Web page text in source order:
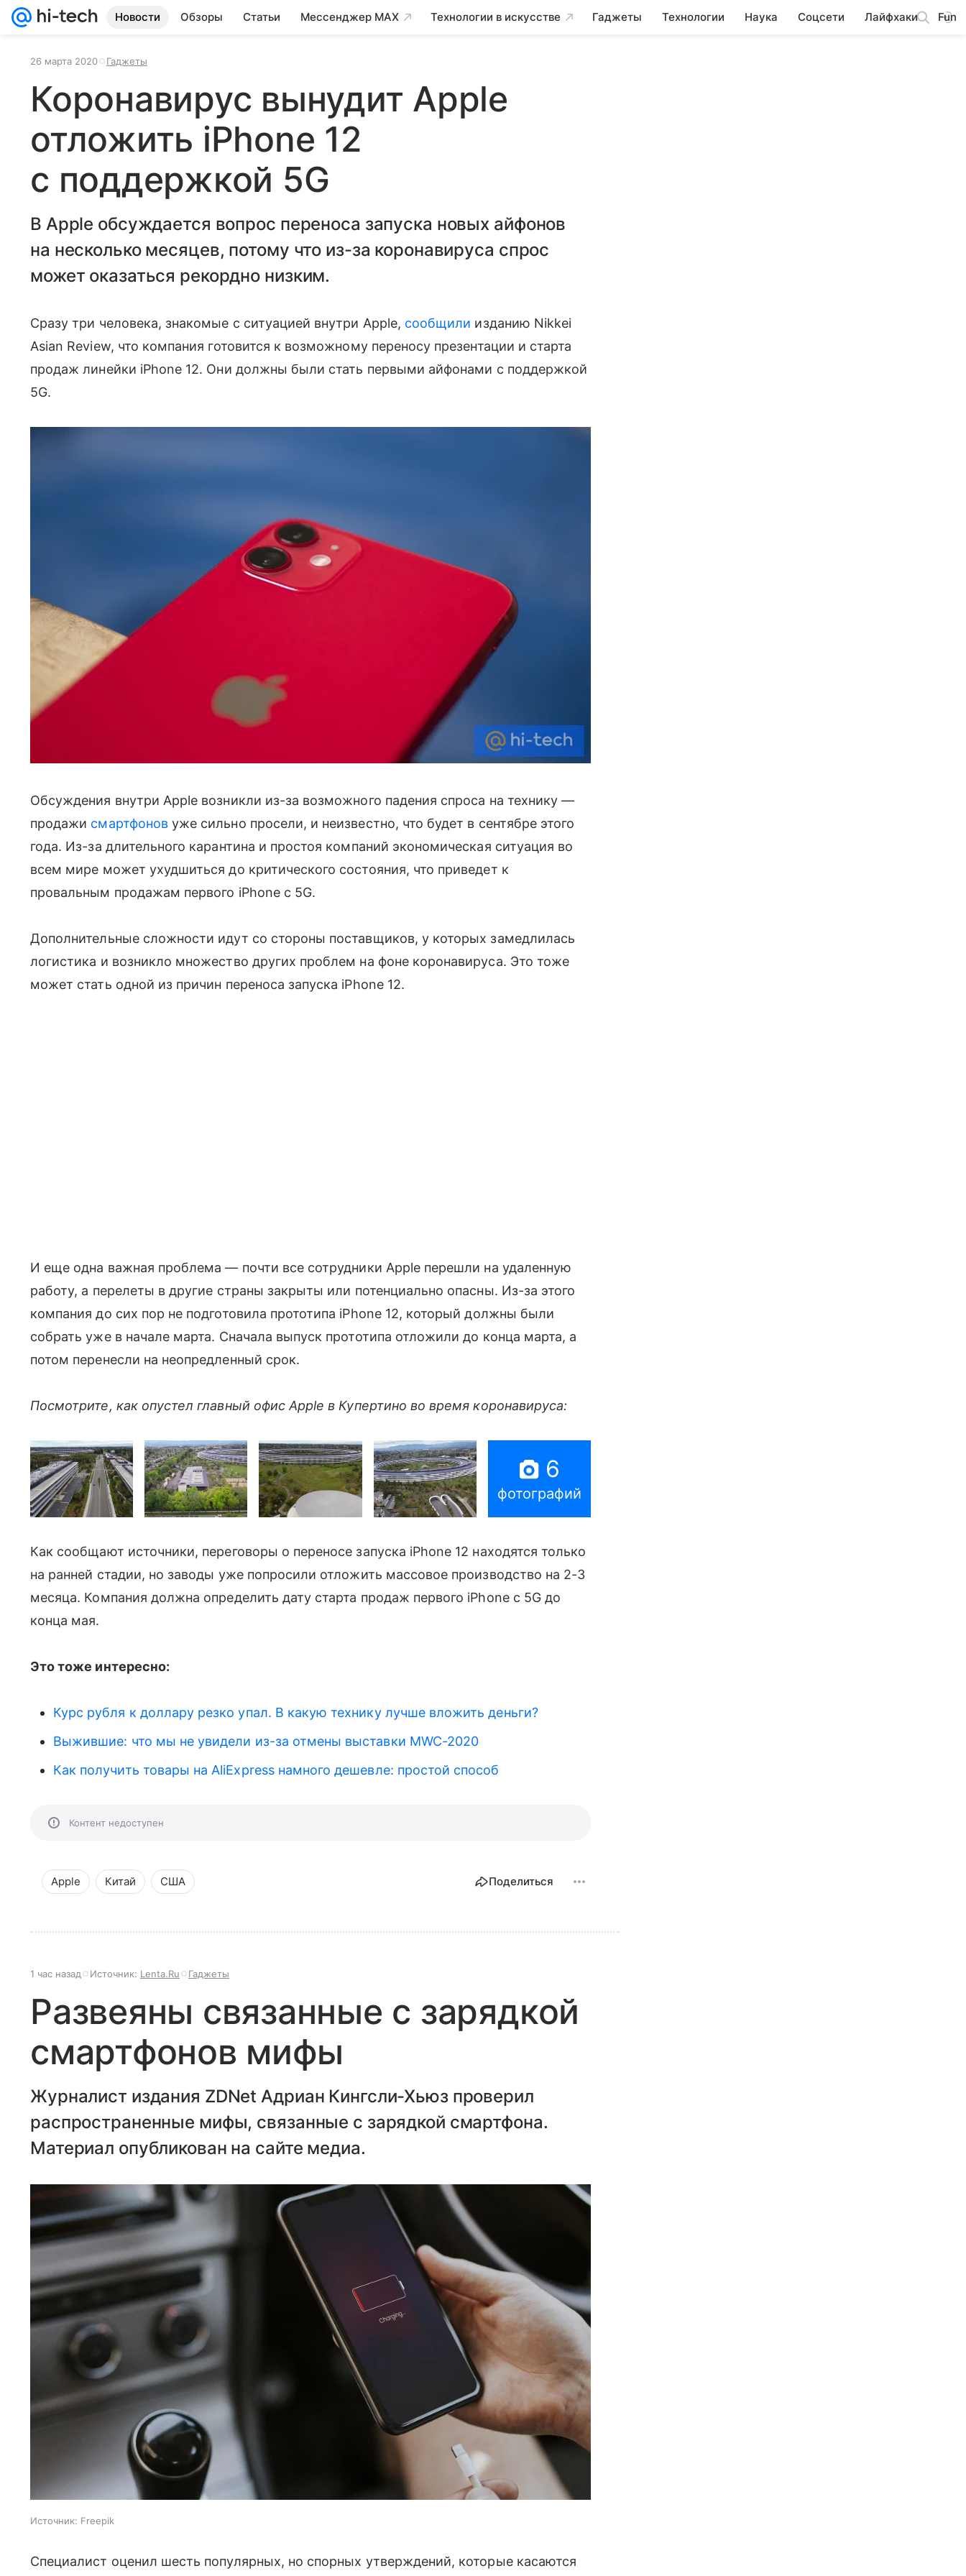
Новости Обзоры Статьи Мессенджер MAX Технологии в искусстве Гаджеты Технологии Наука Соцсети Лайфхаки Fun
26 марта 2020 Гаджеты
Коронавирус вынудит Apple
отложить iPhone 12
с поддержкой 5G
В Apple обсуждается вопрос переноса запуска новых айфонов
на несколько месяцев, потому что из-за коронавируса спрос
может оказаться рекордно низким.
Сразу три человека, знакомые с ситуацией внутри Apple, сообщили изданию Nikkei
Asian Review, что компания готовится к возможному переносу презентации и старта
продаж линейки iPhone 12. Они должны были стать первыми айфонами с поддержкой
5G.
Обсуждения внутри Apple возникли из-за возможного падения спроса на технику —
продажи смартфоновуже сильно просели, и неизвестно, что будет в сентябре этого
года. Из-за длительного карантина и простоя компаний экономическая ситуация во
всем мире может ухудшиться до критического состояния, что приведет к
провальным продажам первого iPhone с 5G.
Дополнительные сложности идут со стороны поставщиков, у которых замедлилась
логистика и возникло множество других проблем на фоне коронавируса. Это тоже
может стать одной из причин переноса запуска iPhone 12.
И еще одна важная проблема — почти все сотрудники Apple перешли на удаленную
работу, а перелеты в другие страны закрыты или потенциально опасны. Из-за этого
компания до сих пор не подготовила прототипа iPhone 12, который должны были
собрать уже в начале марта. Сначала выпуск прототипа отложили до конца марта, а
потом перенесли на неопредленный срок.
Посмотрите, как опустел главный офис Apple в Купертино во время коронавируса:
6
фотографий
Как сообщают источники, переговоры о переносе запуска iPhone 12 находятся только
на ранней стадии, но заводы уже попросили отложить массовое производство на 2-3
месяца. Компания должна определить дату старта продаж первого iPhone с 5G до
конца мая.
Это тоже интересно:
Курс рубля к доллару резко упал. В какую технику лучше вложить деньги?
Выжившие: что мы не увидели из-за отмены выставки MWC-2020
Как получить товары на AliExpress намного дешевле: простой способ
Контент недоступен
Apple Китай США Поделиться
1 час назад Источник: Lenta.Ru Гаджеты
Развеяны связанные с зарядкой
смартфонов мифы
Журналист издания ZDNet Адриан Кингсли-Хьюз проверил
распространенные мифы, связанные с зарядкой смартфона.
Материал опубликован на сайте медиа.
Источник: Freepik
Специалист оценил шесть популярных, но спорных утверждений, которые касаются